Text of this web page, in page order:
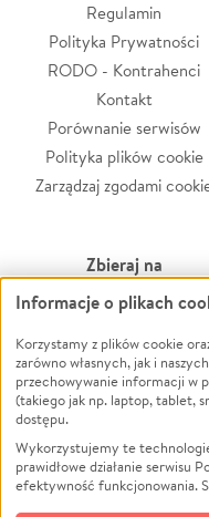
Regulamin
Polityka Prywatności
RODO - Kontrahenci
Kontakt
Porównanie serwisów
Polityka plików cookie
Zarządzaj zgodami
Zbieraj na
Leczenie
Zwierzęta
Pożar
Ukraina
Pomoc Finansowa
Projekty
Informacje o plikach
Korzystamy z plików cookie
zarówno własnych, jak i
przechowywanie informacji w
(takiego jak np. laptop, tablet,
dostępu.
Wykorzystujemy te
prawidłowe działanie serwisu
efektywność funkcjonowania.